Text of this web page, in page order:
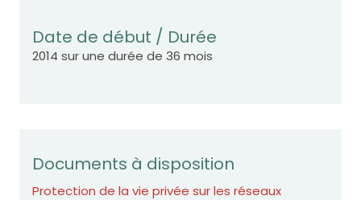
Date de début / Durée
2014 sur une durée de 36 mois
Documents à disposition
Protection de la vie privée sur les réseaux